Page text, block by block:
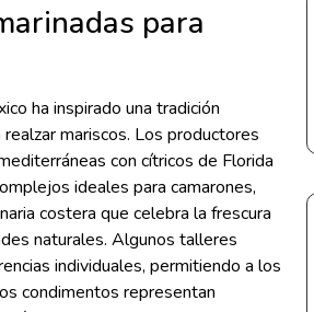
para
ha inspirado una tradición
mariscos. Los productores
con cítricos de Florida
ideales para camarones,
costera que celebra la frescura
naturales. Algunos talleres
individuales, permitiendo a los
condimentos representan